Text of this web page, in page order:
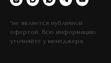
*не является публичной
офертой. Всю информацию
уточняйте у менеджера